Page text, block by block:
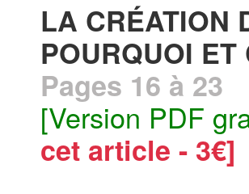
LA CRÉATION
POURQUOI
Pages 16 à 23
[Version PDF
cet article - 3€]